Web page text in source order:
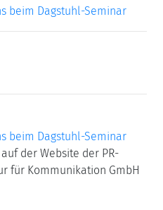
beim Dagstuhl-Seminar
beim Dagstuhl-Seminar
der Website der PR-
für Kommunikation GmbH